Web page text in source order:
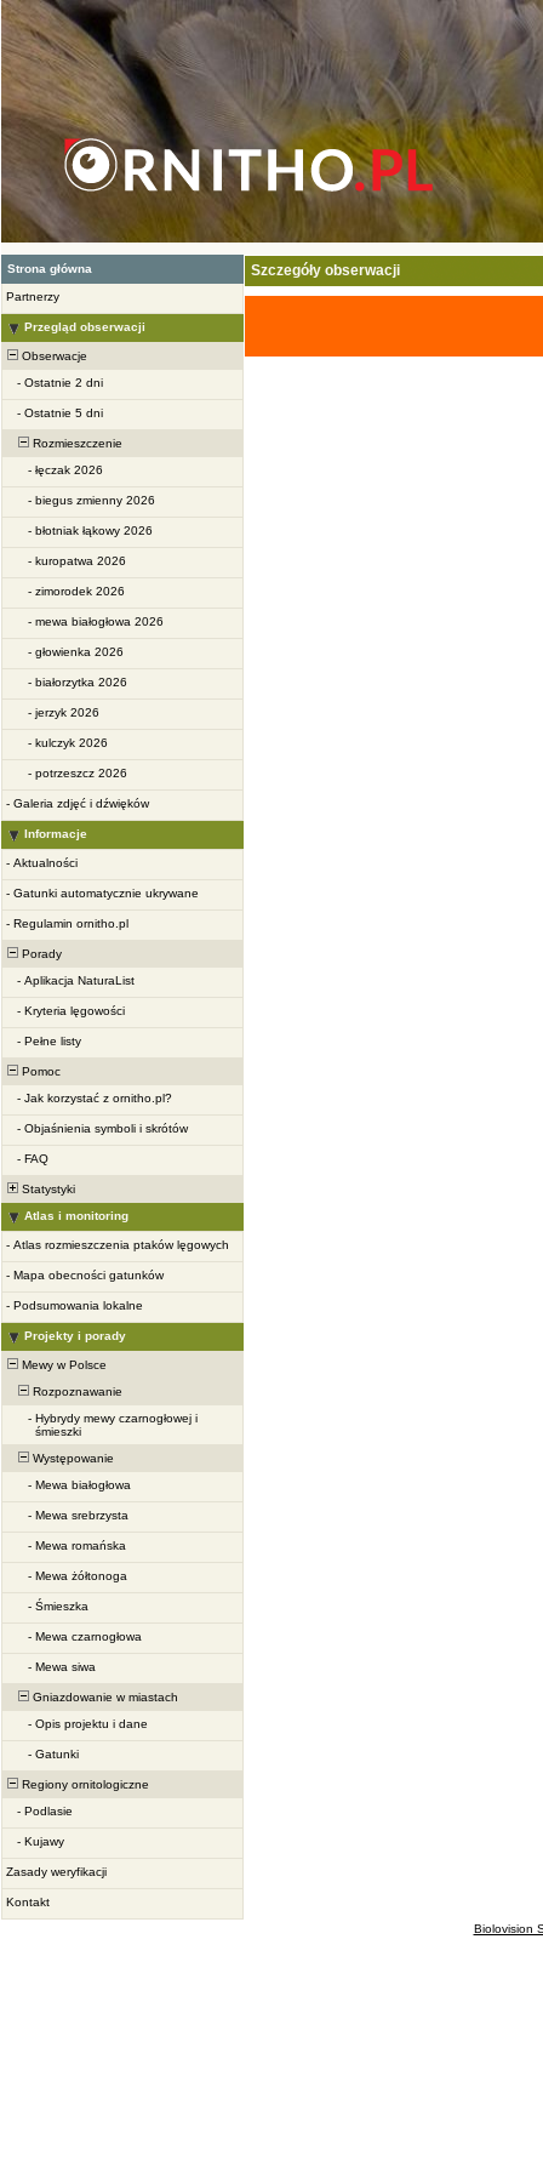
Strona główna
Partnerzy
Przegląd obserwacji
Obserwacje
- Ostatnie 2 dni
- Ostatnie 5 dni
Rozmieszczenie
- łęczak 2026
- biegus zmienny 2026
- błotniak łąkowy 2026
- kuropatwa 2026
- zimorodek 2026
- mewa białogłowa 2026
- głowienka 2026
- białorzytka 2026
- jerzyk 2026
- kulczyk 2026
- potrzeszcz 2026
- Galeria zdjęć i dźwięków
Informacje
- Aktualności
- Gatunki automatycznie ukrywane
- Regulamin ornitho.pl
Porady
- Aplikacja NaturaList
- Kryteria lęgowości
- Pełne listy
Pomoc
- Jak korzystać z ornitho.pl?
- Objaśnienia symboli i skrótów
- FAQ
Statystyki
Atlas i monitoring
- Atlas rozmieszczenia ptaków lęgowych
- Mapa obecności gatunków
- Podsumowania lokalne
Projekty i porady
Mewy w Polsce
Rozpoznawanie
- Hybrydy mewy czarnogłowej i
śmieszki
Występowanie
- Mewa białogłowa
- Mewa srebrzysta
- Mewa romańska
- Mewa żółtonoga
- Śmieszka
- Mewa czarnogłowa
- Mewa siwa
Gniazdowanie w miastach
- Opis projektu i dane
- Gatunki
Regiony ornitologiczne
- Podlasie
- Kujawy
Zasady weryfikacji
Kontakt
Szczegóły obserwacji
Biolovision